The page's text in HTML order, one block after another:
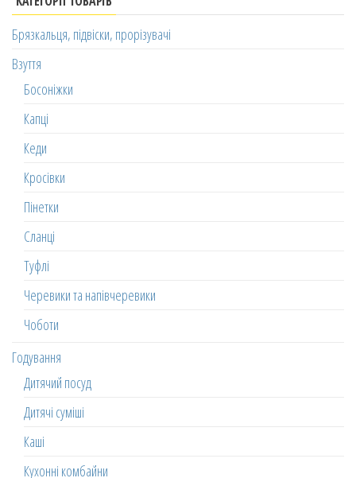
Брязкальця, підвіски, прорізувачі
Взуття
Босоніжки
Капці
Кеди
Кросівки
Пінетки
Сланці
Туфлі
Черевики та напівчеревики
Чоботи
Годування
Дитячий посуд
Дитячі суміші
Каші
Кухонні комбайни